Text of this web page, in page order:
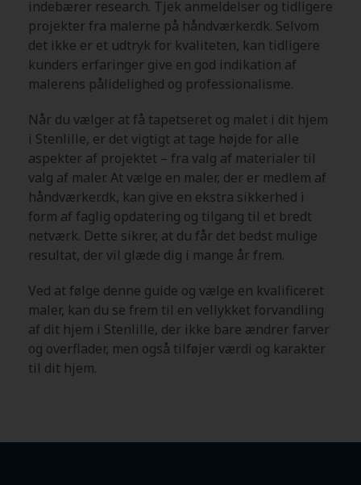
indebærer research. Tjek anmeldelser og tidligere
projekter fra malerne på håndværker.dk. Selvom
det ikke er et udtryk for kvaliteten, kan tidligere
kunders erfaringer give en god indikation af
malerens pålidelighed og professionalisme.
Når du vælger at få tapetseret og malet i dit hjem
i Stenlille, er det vigtigt at tage højde for alle
aspekter af projektet – fra valg af materialer til
valg af maler. At vælge en maler, der er medlem af
håndværker.dk, kan give en ekstra sikkerhed i
form af faglig opdatering og tilgang til et bredt
netværk. Dette sikrer, at du får det bedst mulige
resultat, der vil glæde dig i mange år frem.
Ved at følge denne guide og vælge en kvalificeret
maler, kan du se frem til en vellykket forvandling
af dit hjem i Stenlille, der ikke bare ændrer farver
og overflader, men også tilføjer værdi og karakter
til dit hjem.